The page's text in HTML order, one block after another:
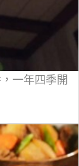
一年四季開